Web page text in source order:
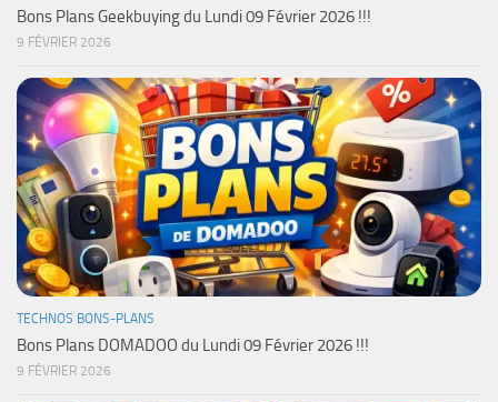
Bons Plans Geekbuying du Lundi 09 Février 2026 !!!
9 FÉVRIER 2026
TECHNOS BONS-PLANS
Bons Plans DOMADOO du Lundi 09 Février 2026 !!!
9 FÉVRIER 2026